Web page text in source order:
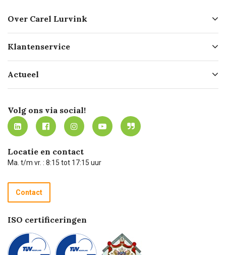
Over Carel Lurvink
Geschiedenis
Missie
Werken bij Carel Lurvink
MVO
Klantenservice
Bezorgen
Mijn Carel Lurvink
Mijn Carel Lurvink instructievideo's
Carel Lurvink App
Hulp op afstand
Technische dienst
Recycle programma
Betalen
Actueel
Innovation LAB
Tevreden klanten
Carel Lurvink Blog
Carel de podcast
Volg ons via social!
Locatie en contact
Ma. t/m vr. : 8:15 tot 17:15 uur
Contact
ISO certificeringen